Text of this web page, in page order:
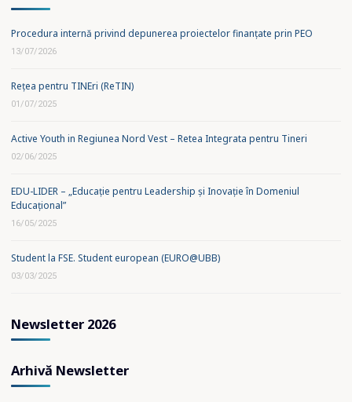
Procedura internă privind depunerea proiectelor finanțate prin PEO
13/07/2026
Rețea pentru TINEri (ReTIN)
01/07/2025
Active Youth in Regiunea Nord Vest – Retea Integrata pentru Tineri
02/06/2025
EDU-LIDER – „Educație pentru Leadership și Inovație în Domeniul
Educațional”
16/05/2025
Student la FSE. Student european (EURO@UBB)
03/03/2025
Newsletter 2026
Arhivă Newsletter